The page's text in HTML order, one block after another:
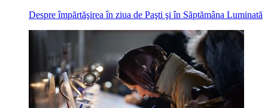
Despre împărtăşirea în ziua de Paşti şi în Săptămâna Luminată